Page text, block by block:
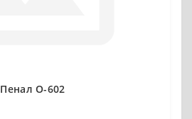
Пенал О-602